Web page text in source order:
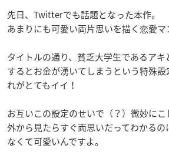
先日、Twitterでも話題となった本作。
あまりにも可愛い両片思いを描く恋愛マ
タイトルの通り、貧乏大学生であるア
するとお金が湧いてしまうという特殊
れがとてもイイ！
お互いこの設定のせいで（？）微妙にこ
外から見たらすぐ両思いだってわかる
なくて可愛いんですよ。